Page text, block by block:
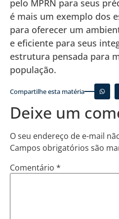
pelo MPRN para seus
é mais um exemplo dos
para oferecer um
e eficiente para seus
estrutura pensada para
população.
Compartilhe esta matéria
Deixe um
O seu endereço de e-mail
Campos obrigatórios são
Comentário *